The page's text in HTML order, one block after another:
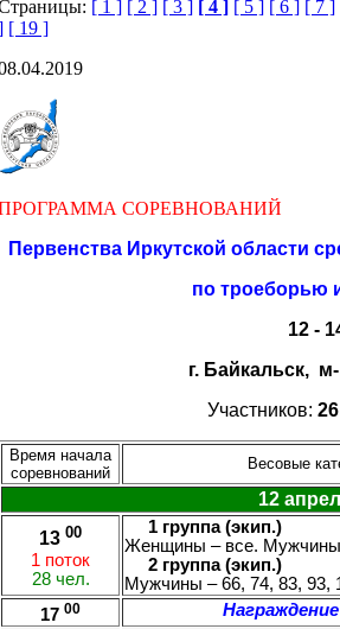
[ 1 ] [ 2 ] [ 3 ] [ 4 ] [ 5 ] [ 6 ] [ 7 ]
[ 19 ]
СОРЕВНОВАНИЙ
Первенства Иркутской области
по троеборью
12 -
г. Байкальск,
Участников: 26
Время начала
соревнований
Весовые
12
13 00
1 поток
28 чел.
1 группа (экип.)
Женщины – все. Мужчины
2 группа (экип.)
Мужчины – 66, 74, 83, 93,
17 00